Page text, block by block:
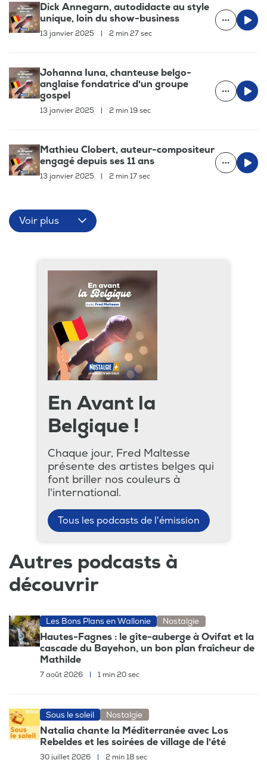
Dick Annegarn, autodidacte au style
unique, loin du show-business
13 janvier 2025 | 2 min 27 sec
Johanna Iuna, chanteuse belgo-
anglaise fondatrice d'un groupe
gospel
13 janvier 2025 | 2 min 19 sec
Mathieu Clobert, auteur-compositeur
engagé depuis ses 11 ans
13 janvier 2025 | 2 min 17 sec
Voir plus
En Avant la
Belgique !
Chaque jour, Fred Maltesse
présente des artistes belges qui
font briller nos couleurs à
l'international.
Tous les podcasts de l'émission
Autres podcasts à
découvrir
Les Bons Plans en Wallonie Nostalgie
Hautes-Fagnes : le gîte-auberge à Ovifat et la
cascade du Bayehon, un bon plan fraîcheur de
Mathilde
7 août 2026 1 min 20 sec
Sous le soleil Nostalgie
Natalia chante la Méditerranée avec Los
Rebeldes et les soirées de village de l'été
30 juillet 2026 2 min 18 sec